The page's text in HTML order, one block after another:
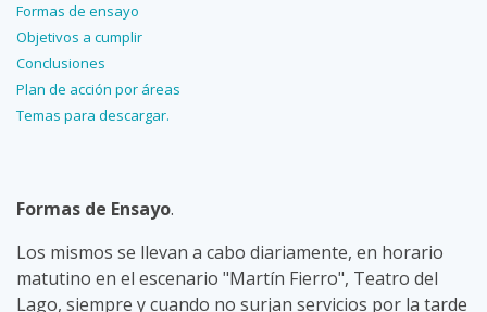
Formas de ensayo
Objetivos a cumplir
Conclusiones
Plan de acción por áreas
Temas para descargar.
Formas de Ensayo.
Los mismos se llevan a cabo diariamente, en horario
matutino en el escenario "Martín Fierro", Teatro del
Lago, siempre y cuando no surjan servicios por la tarde